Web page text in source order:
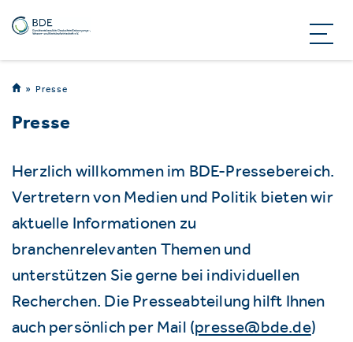
Presse
Presse
Herzlich willkommen im BDE-Pressebereich.
Vertretern von Medien und Politik bieten wir
aktuelle Informationen zu
branchenrelevanten Themen und
unterstützen Sie gerne bei individuellen
Recherchen. Die Presseabteilung hilft Ihnen
auch persönlich per Mail (presse@bde.de)